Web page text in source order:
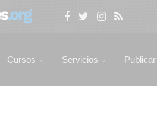
Cursos Servicios Publicar